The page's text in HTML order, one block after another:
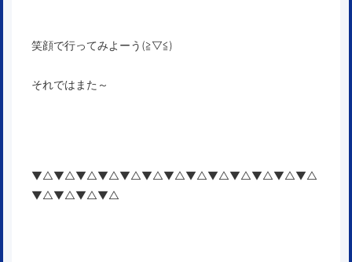
笑顔で行ってみよーう(≧▽≦)
それではまた～
▼△▼△▼△▼△▼△▼△▼△▼△▼△▼△▼△▼△▼△
▼△▼△▼△▼△